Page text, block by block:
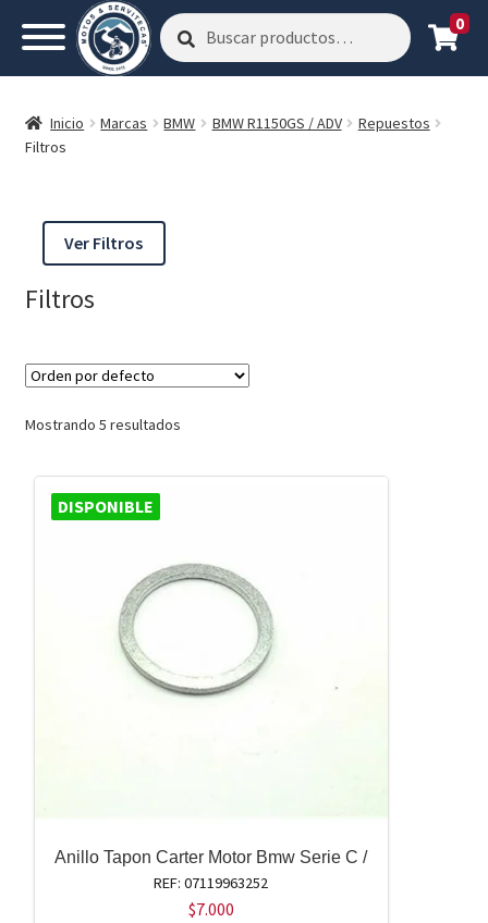
Buscar
por:
Buscar 0
Inicio Marcas BMW BMW R1150GS / ADV
Repuestos
Filtros
Ver Filtros
Filtros
Mostrando 5 resultados
DISPONIBLE
Anillo Tapon Carter Motor Bmw Serie C /
REF: 07119963252
$7.000